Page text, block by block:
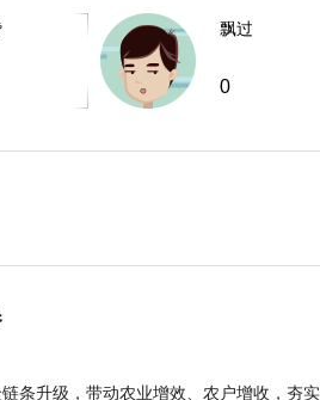
飘过
0
条升级，带动农业增效、农户增收，夯